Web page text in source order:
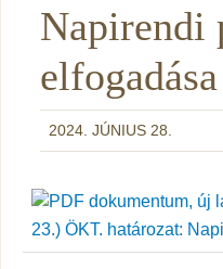
Napirendi
elfogadása
2024. JÚNIUS 28.
23.) ÖKT. határozat: